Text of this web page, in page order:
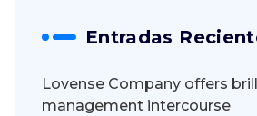
Entradas
Lovense Company offers
management intercourse